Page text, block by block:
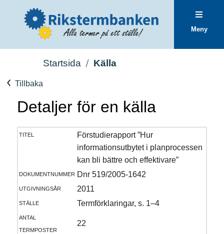
Meny
Startsida Källa
Tillbaka
Detaljer för en källa
titel
Förstudierapport ”Hur
informationsutbytet i planprocessen
kan bli bättre och effektivare”
dokumentnummer Dnr 519/2005-1642
utgivningsår
2011
ställe
Termförklaringar, s. 1–4
antal
termposter
22